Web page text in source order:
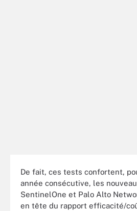
De fait, ces tests confortent,
année consécutive, les
SentinelOne et Palo Alto
en tête du rapport efficacité/